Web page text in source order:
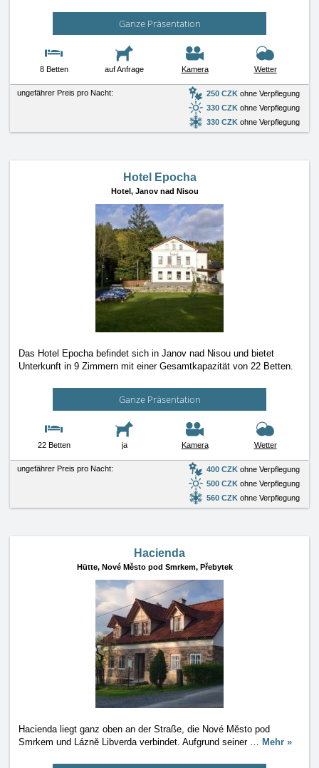
Ganze Präsentation
8 Betten auf Anfrage Kamera Wetter
ungefährer Preis pro Nacht: 250 CZK ohne Verpflegung
330 CZK ohne Verpflegung
330 CZK ohne Verpflegung
Hotel Epocha
Hotel, Janov nad Nisou
Das Hotel Epocha befindet sich in Janov nad Nisou und bietet
Unterkunft in 9 Zimmern mit einer Gesamtkapazität von 22 Betten.
Ganze Präsentation
22 Betten ja Kamera Wetter
ungefährer Preis pro Nacht: 400 CZK ohne Verpflegung
500 CZK ohne Verpflegung
560 CZK ohne Verpflegung
Hacienda
Hütte, Nové Město pod Smrkem, Přebytek
Hacienda liegt ganz oben an der Straße, die Nové Město pod
Smrkem und Lázně Libverda verbindet. Aufgrund seiner … Mehr »